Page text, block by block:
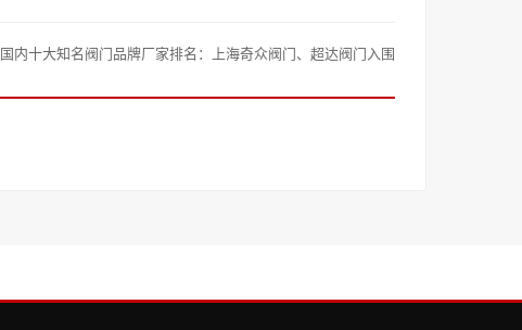
国内十大知名阀门品牌厂家排名：上海奇众阀门、超达阀门入围